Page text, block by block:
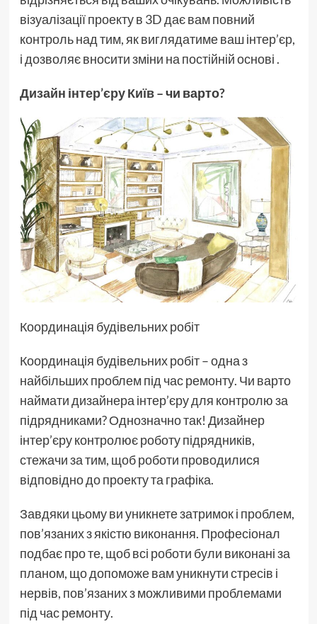
візуалізації проекту в 3D дає вам повний
контроль над тим, як виглядатиме ваш інтер’єр,
і дозволяє вносити зміни на постійній основі .
Дизайн інтер’єру Київ– чи варто?
Координація будівельних робіт
Координація будівельних робіт – одна з
найбільших проблем під час ремонту. Чи варто
наймати дизайнера інтер’єру для контролю за
підрядниками? Однозначно так! Дизайнер
інтер’єру контролює роботу підрядників,
стежачи за тим, щоб роботи проводилися
відповідно до проекту та графіка.
Завдяки цьому ви уникнете затримок і проблем,
пов’язаних з якістю виконання. Професіонал
подбає про те, щоб всі роботи були виконані за
планом, що допоможе вам уникнути стресів і
нервів, пов’язаних з можливими проблемами
під час ремонту.